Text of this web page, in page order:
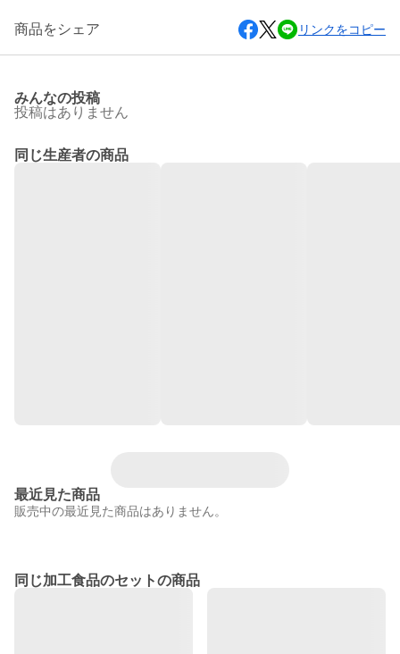
商品をシェア リンクをコピー
みんなの投稿
投稿はありません
同じ生産者の商品
最近見た商品
販売中の最近見た商品はありません。
同じ加工食品のセットの商品